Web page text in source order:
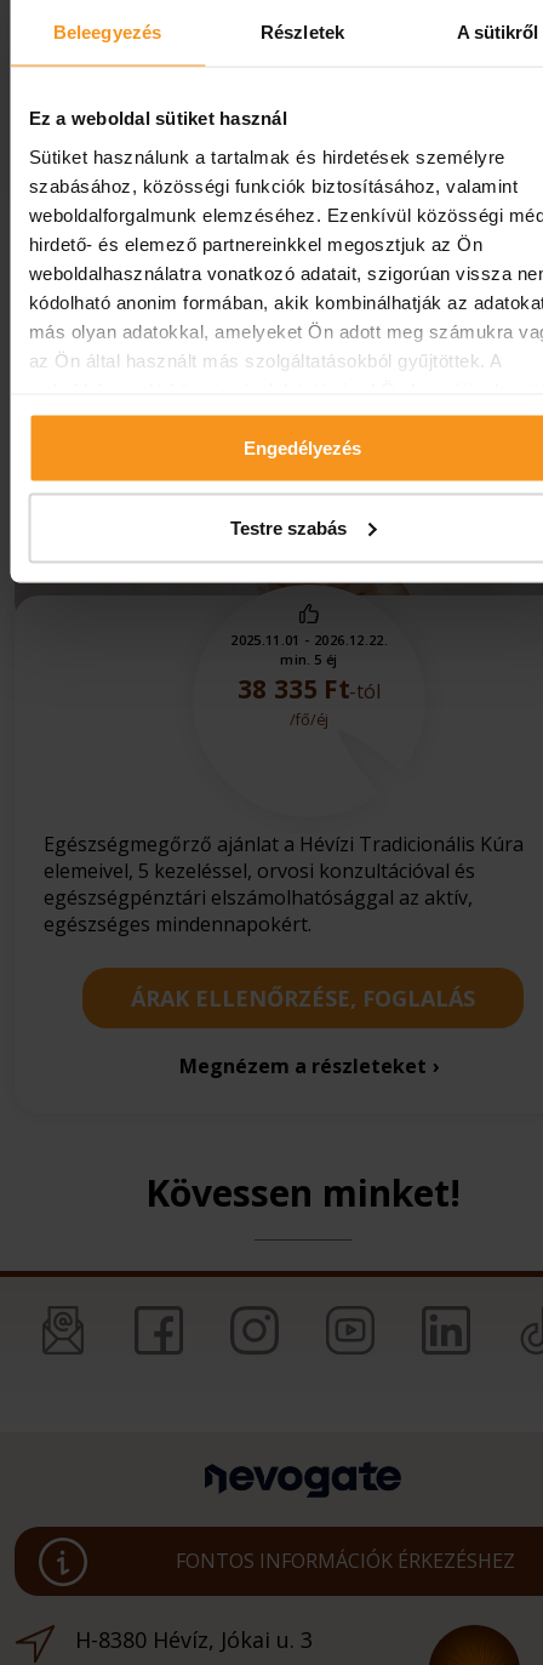
Beleegyezés Részletek A sütikről
Ez a weboldal sütiket használ
Sütiket használunk a tartalmak és hirdetések személyre
szabásához, közösségi funkciók biztosításához, valamint
weboldalforgalmunk elemzéséhez. Ezenkívül közösségi
hirdető- és elemező partnereinkkel megosztjuk az Ön
weboldalhasználatra vonatkozó adatait, szigorúan vissza
kódolható anonim formában, akik kombinálhatják az
más olyan adatokkal, amelyeket Ön adott meg számukra
az Ön által használt más szolgáltatásokból gyűjtöttek. A
használatához.
Engedélyezés
Testre szabás
elszámolhatósággal a tudatos egészségmegőrzésért.
Megnézem a részleteket
Egészségmegőrző napok
Hévízen
2025.11.01 - 2026.12.22.
min. 5 éj
38 335 Ft-tól
/fő/éj
Egészségmegőrző ajánlat a Hévízi Tradicionális Kúra
elemeivel, 5 kezeléssel, orvosi konzultációval és
egészségpénztári elszámolhatósággal az aktív,
egészséges mindennapokért.
ÁRAK ELLENŐRZÉSE, FOGLALÁS
Megnézem a részleteket
Kövessen minket!
FONTOS INFORMÁCIÓK ÉRKEZÉSHEZ
H-8380 Hévíz, Jókai u. 3